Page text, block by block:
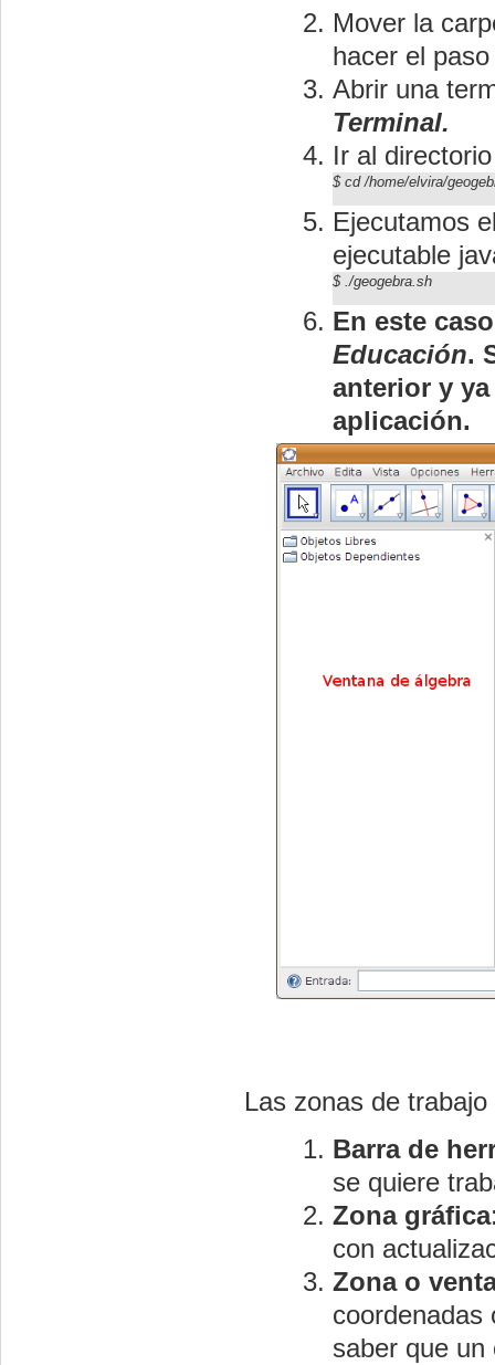
Mover la
hacer el
Abrir una
Terminal.
Ir al
$ cd /home/elvira/
Ejecutamos
ejecutable
$ ./geogebra.sh
En este
Educación.
anterior y
aplicación.
Las zonas de
Barra de
se quiere
Zona gráfica
con
Zona o
coordenadas
saber que